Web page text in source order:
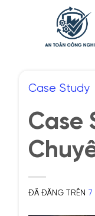
Case Study
Case
ĐÃ ĐĂNG TRÊN 7